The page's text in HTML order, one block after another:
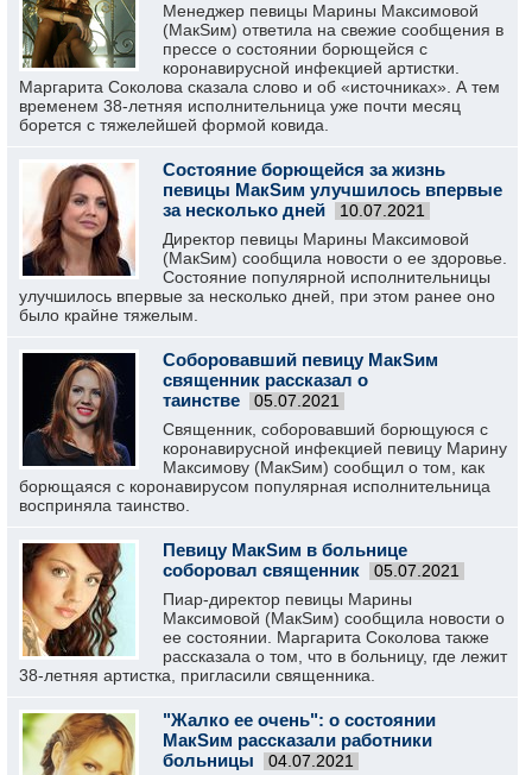
Менеджер певицы Марины Максимовой
(МакSим) ответила на свежие сообщения в
прессе о состоянии борющейся с
коронавирусной инфекцией артистки.
Маргарита Соколова сказала слово и об «источниках». А тем
временем 38-летняя исполнительница уже почти месяц
борется с тяжелейшей формой ковида.
Состояние борющейся за жизнь
певицы МакSим улучшилось впервые
за несколько дней
10.07.2021
Директор певицы Марины Максимовой
(МакSим) сообщила новости о ее здоровье.
Состояние популярной исполнительницы
улучшилось впервые за несколько дней, при этом ранее оно
было крайне тяжелым.
Соборовавший певицу МакSим
священник рассказал о
таинстве
05.07.2021
Священник, соборовавший борющуюся с
коронавирусной инфекцией певицу Марину
Максимову (МакSим) сообщил о том, как
борющаяся с коронавирусом популярная исполнительница
восприняла таинство.
Певицу МакSим в больнице
соборовал священник
05.07.2021
Пиар-директор певицы Марины
Максимовой (МакSим) сообщила новости о
ее состоянии. Маргарита Соколова также
рассказала о том, что в больницу, где лежит
38-летняя артистка, пригласили священника.
"Жалко ее очень": о состоянии
МакSим рассказали работники
больницы
04.07.2021